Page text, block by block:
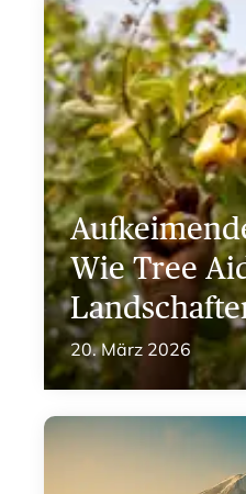
Wie Tree
20. März 2026